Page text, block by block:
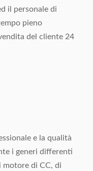
il personale di
pieno
del cliente 24
e la qualità
i generi differenti
di CC, di